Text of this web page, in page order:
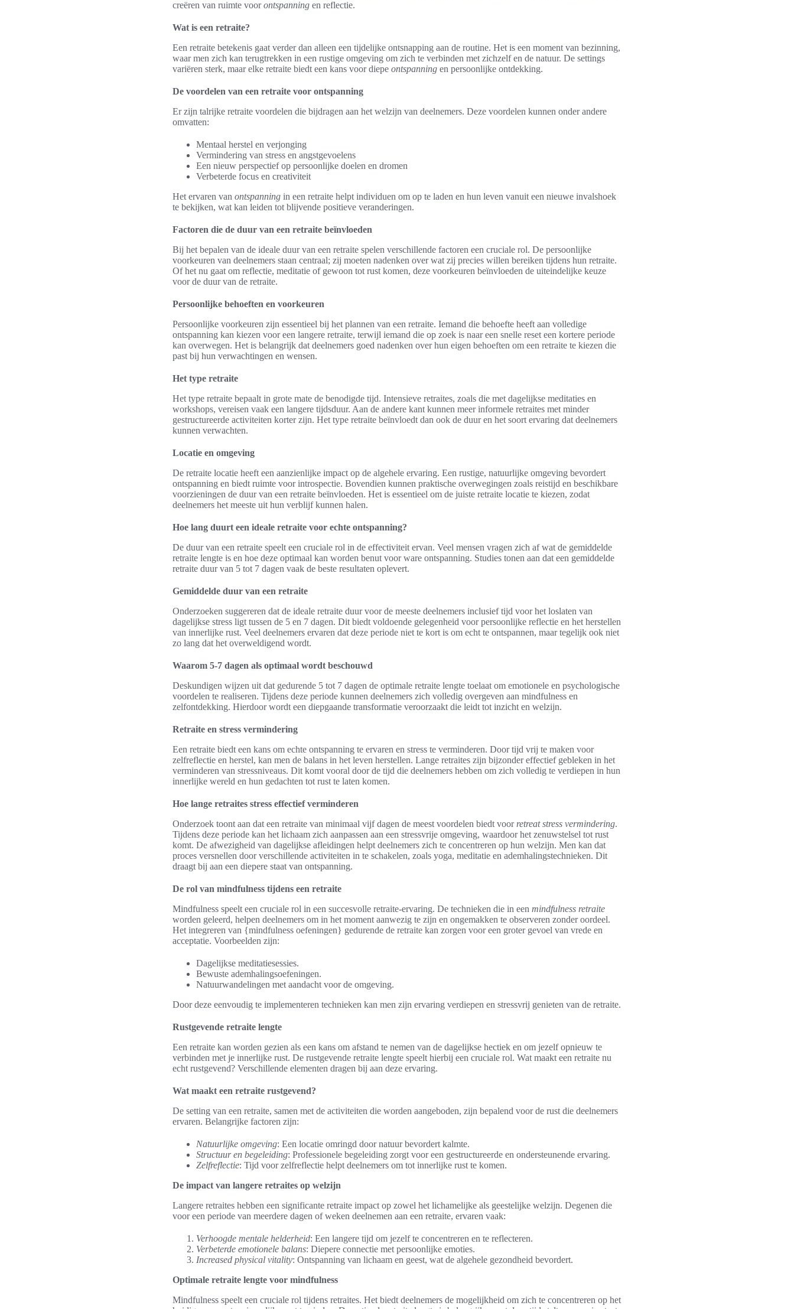
creëren van ruimte voorontspanning en reflectie.
Wat is een retraite?
Een retraite betekenis gaat verder dan alleen een tijdelijke ontsnapping aan de routine. Het is een moment van bezinning,
waar men zich kan terugtrekken in een rustige omgeving om zich te verbinden met zichzelf en de natuur. De settings
variëren sterk, maar elke retraite biedt een kans voor diepe ontspanning en persoonlijke ontdekking.
De voordelen van een retraite voor ontspanning
Er zijn talrijke retraite voordelen die bijdragen aan het welzijn van deelnemers. Deze voordelen kunnen onder andere
omvatten:
Mentaal herstel en verjonging
Vermindering van stress en angstgevoelens
Een nieuw perspectief op persoonlijke doelen en dromen
Verbeterde focus en creativiteit
Het ervaren van ontspanning in een retraite helpt individuen om op te laden en hun leven vanuit een nieuwe invalshoek
te bekijken, wat kan leiden tot blijvende positieve veranderingen.
Factoren die de duur van een retraite beïnvloeden
Bij het bepalen van de ideale duur van een retraite spelen verschillende factoren een cruciale rol. De persoonlijke
voorkeuren van deelnemers staan centraal; zij moeten nadenken over wat zij precies willen bereiken tijdens hun retraite.
Of het nu gaat om reflectie, meditatie of gewoon tot rust komen, deze voorkeuren beïnvloeden de uiteindelijke keuze
voor de duur van de retraite.
Persoonlijke behoeften en voorkeuren
Persoonlijke voorkeuren zijn essentieel bij het plannen van een retraite. Iemand die behoefte heeft aan volledige
ontspanning kan kiezen voor een langere retraite, terwijl iemand die op zoek is naar een snelle reset een kortere periode
kan overwegen. Het is belangrijk dat deelnemers goed nadenken over hun eigen behoeften om een retraite te kiezen die
past bij hun verwachtingen en wensen.
Het type retraite
Het type retraite bepaalt in grote mate de benodigde tijd. Intensieve retraites, zoals die met dagelijkse meditaties en
workshops, vereisen vaak een langere tijdsduur. Aan de andere kant kunnen meer informele retraites met minder
gestructureerde activiteiten korter zijn. Het type retraite beïnvloedt dan ook de duur en het soort ervaring dat deelnemers
kunnen verwachten.
Locatie en omgeving
De retraite locatie heeft een aanzienlijke impact op de algehele ervaring. Een rustige, natuurlijke omgeving bevordert
ontspanning en biedt ruimte voor introspectie. Bovendien kunnen praktische overwegingen zoals reistijd en beschikbare
voorzieningen de duur van een retraite beïnvloeden. Het is essentieel om de juiste retraite locatie te kiezen, zodat
deelnemers het meeste uit hun verblijf kunnen halen.
Hoe lang duurt een ideale retraite voor echte ontspanning?
De duur van een retraite speelt een cruciale rol in de effectiviteit ervan. Veel mensen vragen zich af wat de gemiddelde
retraite lengte is en hoe deze optimaal kan worden benut voor ware ontspanning. Studies tonen aan dat een gemiddelde
retraite duur van 5 tot 7 dagen vaak de beste resultaten oplevert.
Gemiddelde duur van een retraite
Onderzoeken suggereren dat de ideale retraite duur voor de meeste deelnemers inclusief tijd voor het loslaten van
dagelijkse stress ligt tussen de 5 en 7 dagen. Dit biedt voldoende gelegenheid voor persoonlijke reflectie en het herstellen
van innerlijke rust. Veel deelnemers ervaren dat deze periode niet te kort is om echt te ontspannen, maar tegelijk ook niet
zo lang dat het overweldigend wordt.
Waarom 5-7 dagen als optimaal wordt beschouwd
Deskundigen wijzen uit dat gedurende 5 tot 7 dagen de optimale retraite lengte toelaat om emotionele en psychologische
voordelen te realiseren. Tijdens deze periode kunnen deelnemers zich volledig overgeven aan mindfulness en
zelfontdekking. Hierdoor wordt een diepgaande transformatie veroorzaakt die leidt tot inzicht en welzijn.
Retraite en stress vermindering
Een retraite biedt een kans om echte ontspanning te ervaren en stress te verminderen. Door tijd vrij te maken voor
zelfreflectie en herstel, kan men de balans in het leven herstellen. Lange retraites zijn bijzonder effectief gebleken in het
verminderen van stressniveaus. Dit komt vooral door de tijd die deelnemers hebben om zich volledig te verdiepen in hun
innerlijke wereld en hun gedachten tot rust te laten komen.
Hoe lange retraites stress effectief verminderen
Onderzoek toont aan dat een retraite van minimaal vijf dagen de meest voordelen biedt voor retreat stress vermindering.
Tijdens deze periode kan het lichaam zich aanpassen aan een stressvrije omgeving, waardoor het zenuwstelsel tot rust
komt. De afwezigheid van dagelijkse afleidingen helpt deelnemers zich te concentreren op hun welzijn. Men kan dat
proces versnellen door verschillende activiteiten in te schakelen, zoals yoga, meditatie en ademhalingstechnieken. Dit
draagt bij aan een diepere staat van ontspanning.
De rol van mindfulness tijdens een retraite
Mindfulness speelt een cruciale rol in een succesvolle retraite-ervaring. De technieken die in een mindfulness retraite
worden geleerd, helpen deelnemers om in het moment aanwezig te zijn en ongemakken te observeren zonder oordeel.
Het integreren van {mindfulness oefeningen} gedurende de retraite kan zorgen voor een groter gevoel van vrede en
acceptatie. Voorbeelden zijn:
Dagelijkse meditatiesessies.
Bewuste ademhalingsoefeningen.
Natuurwandelingen met aandacht voor de omgeving.
Door deze eenvoudig te implementeren technieken kan men zijn ervaring verdiepen en stressvrij genieten van de retraite.
Rustgevende retraite lengte
Een retraite kan worden gezien als een kans om afstand te nemen van de dagelijkse hectiek en om jezelf opnieuw te
verbinden met je innerlijke rust. De rustgevende retraite lengte speelt hierbij een cruciale rol. Wat maakt een retraite nu
echt rustgevend? Verschillende elementen dragen bij aan deze ervaring.
Wat maakt een retraite rustgevend?
De setting van een retraite, samen met de activiteiten die worden aangeboden, zijn bepalend voor de rust die deelnemers
ervaren. Belangrijke factoren zijn:
Natuurlijke omgeving: Een locatie omringd door natuur bevordert kalmte.
Structuur en begeleiding: Professionele begeleiding zorgt voor een gestructureerde en ondersteunende ervaring.
Zelfreflectie: Tijd voor zelfreflectie helpt deelnemers om tot innerlijke rust te komen.
De impact van langere retraites op welzijn
Langere retraites hebben een significante retraite impact op zowel het lichamelijke als geestelijke welzijn. Degenen die
voor een periode van meerdere dagen of weken deelnemen aan een retraite, ervaren vaak:
Verhoogde mentale helderheid: Een langere tijd om jezelf te concentreren en te reflecteren.
Verbeterde emotionele balans: Diepere connectie met persoonlijke emoties.
Increased physical vitality: Ontspanning van lichaam en geest, wat de algehele gezondheid bevordert.
Optimale retraite lengte voor mindfulness
Mindfulness speelt een cruciale rol tijdens retraites. Het biedt deelnemers de mogelijkheid om zich te concentreren op het